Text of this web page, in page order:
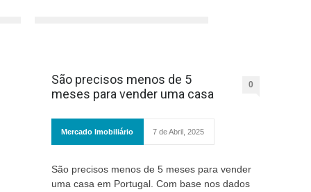
São precisos menos de 5
meses para vender uma casa
0
Mercado Imobiliário 7 de Abril, 2025
São precisos menos de 5 meses para vender
uma casa em Portugal. Com base nos dados